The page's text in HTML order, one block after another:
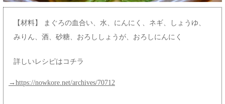
【材料】 まぐろの血合い、水、にんにく、ネギ、しょうゆ、
みりん、酒、砂糖、おろししょうが、おろしにんにく
詳しいレシピはコチラ
→https://nowkore.net/archives/70712